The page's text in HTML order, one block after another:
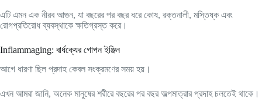
এটি এমন এক নীরব আগুন, যা বছরের পর বছর ধরে কোষ, রক্তনালী, মস্তিষ্ক এবং
রোগপ্রতিরোধ ব্যবস্থাকে ক্ষতিগ্রস্ত করে।
Inflammaging: বার্ধক্যের গোপন ইঞ্জিন
আগে ধারণা ছিল প্রদাহ কেবল সংক্রমণের সময় হয়।
এখন আমরা জানি, অনেক মানুষের শরীরে বছরের পর বছর অল্পমাত্রার প্রদাহ চলতেই থাকে।